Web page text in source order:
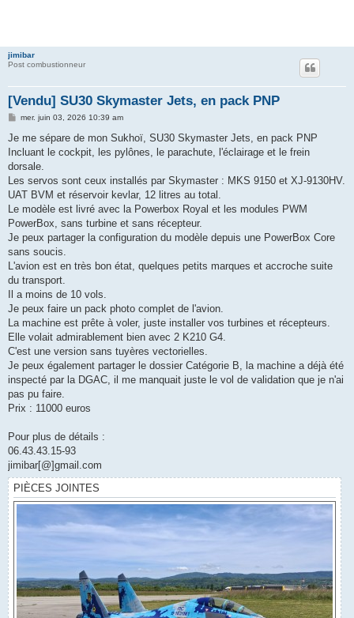
jimibar
Post combustionneur
[Vendu] SU30 Skymaster Jets, en pack PNP
M
s
a
g
mer. juin 03, 2026 10:39 am
Je me sépare de mon Sukhoï, SU30 Skymaster Jets, en pack PNP
Incluant le cockpit, les pylônes, le parachute, l'éclairage et le frein
dorsale.
Les servos sont ceux installés par Skymaster : MKS 9150 et XJ-9130HV.
UAT BVM et réservoir kevlar, 12 litres au total.
Le modèle est livré avec la Powerbox Royal et les modules PWM
PowerBox, sans turbine et sans récepteur.
Je peux partager la configuration du modèle depuis une PowerBox Core
sans soucis.
L'avion est en très bon état, quelques petits marques et accroche suite
du transport.
Il a moins de 10 vols.
Je peux faire un pack photo complet de l'avion.
La machine est prête à voler, juste installer vos turbines et récepteurs.
Elle volait admirablement bien avec 2 K210 G4.
C'est une version sans tuyères vectorielles.
Je peux également partager le dossier Catégorie B, la machine a déjà été
inspecté par la DGAC, il me manquait juste le vol de validation que je n'ai
pas pu faire.
Prix : 11000 euros
Pour plus de détails :
06.43.43.15-93
jimibar[@]gmail.com
PIÈCES JOINTES